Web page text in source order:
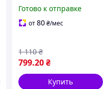
треккинга
скандинавские 2 шт
Готово к отправке
от80₴/мес
799.20₴
1 110 ₴
Купить